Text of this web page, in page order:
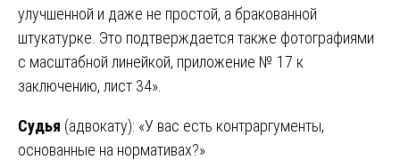
улучшенной и даже не простой, а бракованной
штукатурке. Это подтверждается также фотографиями
с масштабной линейкой, приложение № 17 к
заключению, лист 34».
Судья (адвокату): «У вас есть контраргументы,
основанные на нормативах?»